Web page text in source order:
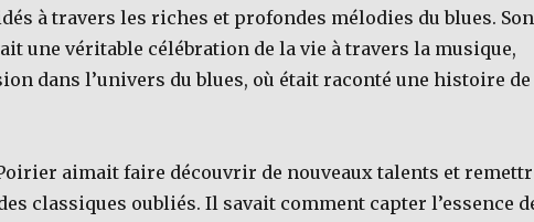
à travers les riches et profondes mélodies du blues. Son
une véritable célébration de la vie à travers la musique,
dans l’univers du blues, où était raconté une histoire de
aimait faire découvrir de nouveaux talents et
classiques oubliés. Il savait comment capter l’essence